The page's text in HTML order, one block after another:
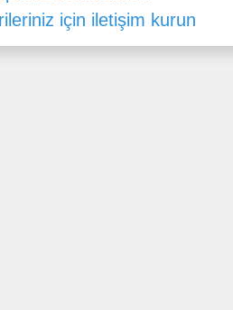
için iletişim kurun